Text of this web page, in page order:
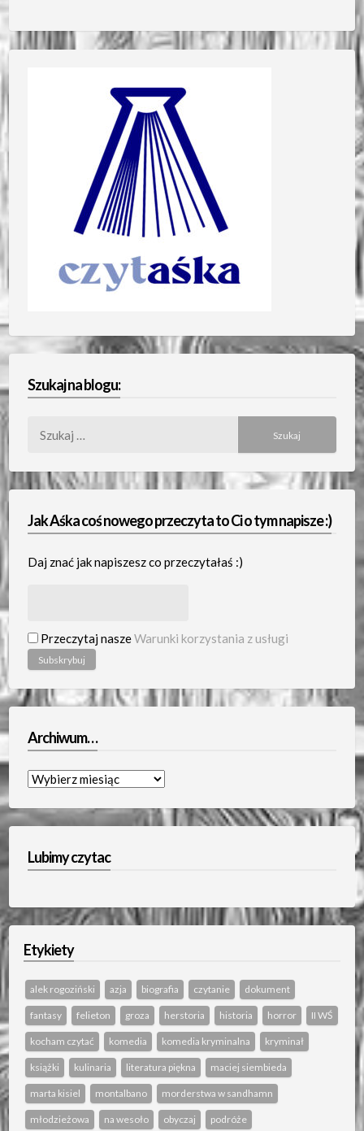
Szukaj na blogu:
Jak Aśka coś nowego przeczyta to Ci o tym napisze :)
Daj znać jak napiszesz co przeczytałaś :)
Przeczytaj naszeWarunki korzystania z usługi
Archiwum…
Archiwum…
Lubimy czytac
Etykiety
alek rogoziński azja biografia czytanie dokument
fantasy felieton groza herstoria historia horror II WŚ
kocham czytać komedia komedia kryminalna kryminał
książki kulinaria literatura piękna maciej siembieda
marta kisiel montalbano morderstwa w sandhamn
młodzieżowa na wesoło obyczaj podróże